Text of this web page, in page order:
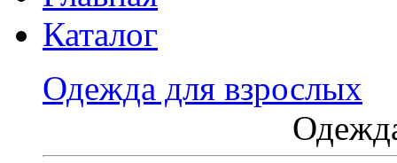
Каталог
Одежда для взрослых